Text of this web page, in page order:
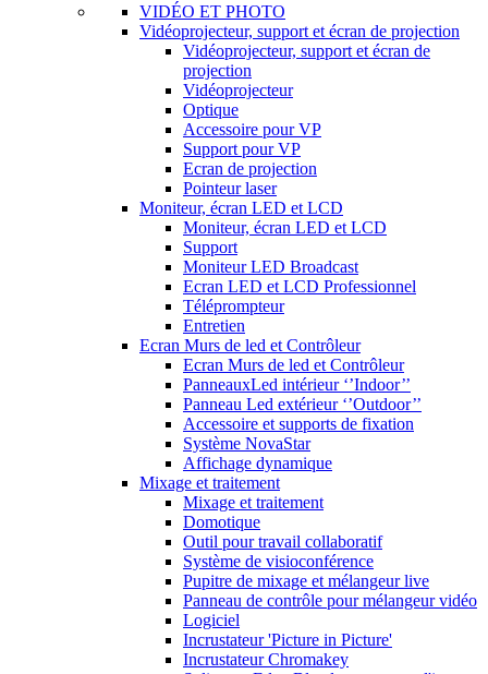
VIDÉO ET PHOTO
Vidéoprojecteur, support et écran de projection
Vidéoprojecteur, support et écran de
projection
Vidéoprojecteur
Optique
Accessoire pour VP
Support pour VP
Ecran de projection
Pointeur laser
Moniteur, écran LED et LCD
Moniteur, écran LED et LCD
Support
Moniteur LED Broadcast
Ecran LED et LCD Professionnel
Téléprompteur
Entretien
Ecran Murs de led et Contrôleur
Ecran Murs de led et Contrôleur
PanneauxLed intérieur ‘’Indoor’’
Panneau Led extérieur ‘’Outdoor’’
Accessoire et supports de fixation
Système NovaStar
Affichage dynamique
Mixage et traitement
Mixage et traitement
Domotique
Outil pour travail collaboratif
Système de visioconférence
Pupitre de mixage et mélangeur live
Panneau de contrôle pour mélangeur vidéo
Logiciel
Incrustateur 'Picture in Picture'
Incrustateur Chromakey